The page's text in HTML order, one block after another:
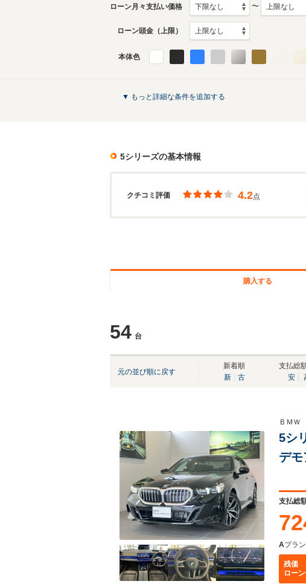
3代目
ローン月々支払い価格 〜
ローン頭金（上限）
本体色
▼ もっと詳細な条件を追加する
5シリーズの基本情報
クチコミ評価 4.2点
購入する
54 台
元の並び順に戻す
新着順
新
古
支払総
安
ＢＭＷ
5シ
デ
ロフ
支払総
Aプラン
残価
ロー